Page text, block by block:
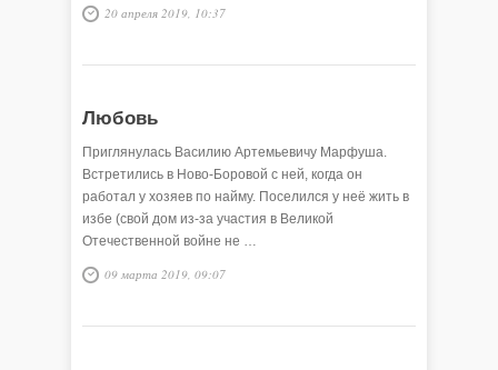
20 апреля 2019, 10:37
Любовь
Приглянулась Василию Артемьевичу Марфуша.
Встретились в Ново-Боровой с ней, когда он
работал у хозяев по найму. Поселился у неё жить в
избе (свой дом из-за участия в Великой
Отечественной войне не …
09 марта 2019, 09:07